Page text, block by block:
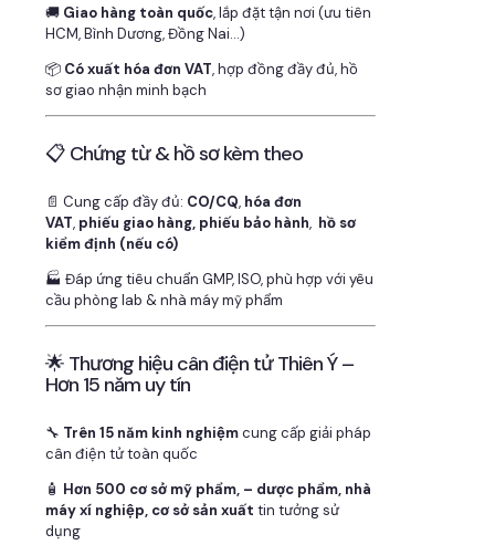
🚚 Giao hàng toàn quốc, lắp đặt tận nơi (ưu tiên
HCM, Bình Dương, Đồng Nai…)
📦 Có xuất hóa đơn VAT, hợp đồng đầy đủ, hồ
sơ giao nhận minh bạch
📋 Chứng từ & hồ sơ kèm theo
📄 Cung cấp đầy đủ: CO/CQ, hóa đơn
VAT, phiếu giao hàng, phiếu bảo hành, hồ sơ
kiểm định (nếu có)
🏭 Đáp ứng tiêu chuẩn GMP, ISO, phù hợp với yêu
cầu phòng lab & nhà máy mỹ phẩm
🌟 Thương hiệu cân điện tử Thiên Ý –
Hơn 15 năm uy tín
🔧 Trên 15 năm kinh nghiệmcung cấp giải pháp
cân điện tử toàn quốc
🧴 Hơn 500 cơ sở mỹ phẩm, – dược phẩm, nhà
máy xí nghiệp, cơ sở sản xuất tin tưởng sử
dụng